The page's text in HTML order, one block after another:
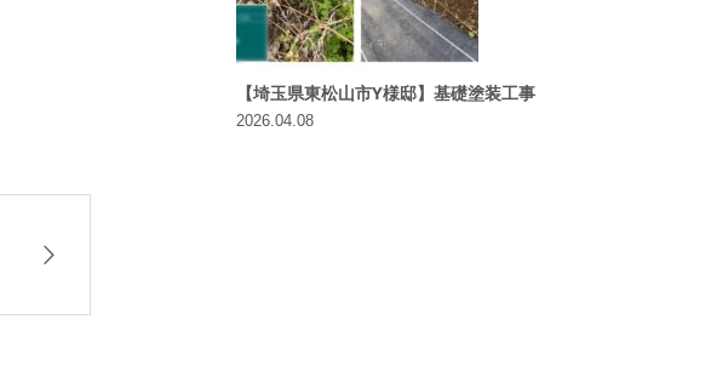
【埼玉県東松山市Y様邸】基礎塗装工事
2026.04.08